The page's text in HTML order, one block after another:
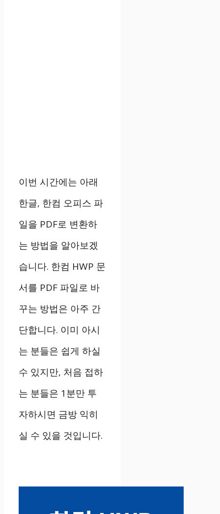
이번 시간에는 아래
한글, 한컴 오피스 파
일을 PDF로 변환하
는 방법을 알아보겠
습니다. 한컴 HWP 문
서를 PDF 파일로 바
꾸는 방법은 아주 간
단합니다. 이미 아시
는 분들은 쉽게 하실
수 있지만, 처음 접하
는 분들은 1분만 투
자하시면 금방 익히
실 수 있을 것입니다.